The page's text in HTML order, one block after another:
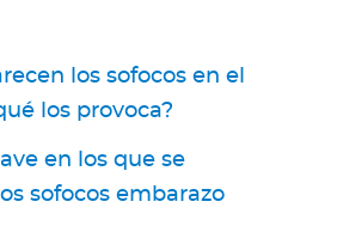
los sofocos en el
los provoca?
en los que se
sofocos embarazo